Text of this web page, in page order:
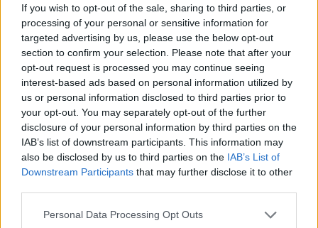
If you wish to opt-out of the sale, sharing to third parties, or
processing of your personal or sensitive information for
targeted advertising by us, please use the below opt-out
section to confirm your selection. Please note that after your
opt-out request is processed you may continue seeing
interest-based ads based on personal information utilized by
us or personal information disclosed to third parties prior to
your opt-out. You may separately opt-out of the further
disclosure of your personal information by third parties on the
IAB’s list of downstream participants. This information may
also be disclosed by us to third parties on the IAB’s List of
Downstream Participants that may further disclose it to other
Please note that this website/app uses one or more Google
Personal Data Processing Opt Outs
exchanges, facilitando la detección de actividades ilícitas.
Además, pueden generar informes detallados que pueden
ser útiles en caso de una auditoría.
Cumplir con las normativas fiscales
Cumplir con las normativas fiscales es esencial para
reducir los riesgos de auditoría. Esto incluye declarar
todas las transacciones financieras, incluyendo las
operaciones en criptomonedas, y pagar los impuestos